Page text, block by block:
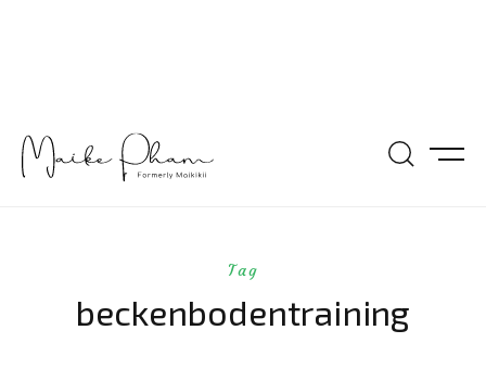
Tag
beckenbodentraining